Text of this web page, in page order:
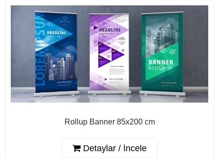
Rollup Banner 85x200 cm
Detaylar / İncele